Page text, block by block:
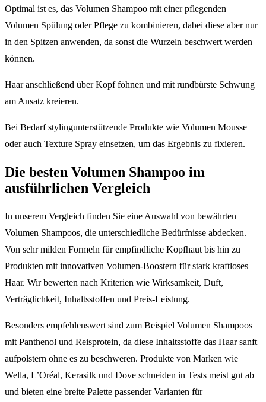
Optimal ist es, das Volumen Shampoo mit einer pflegenden
Volumen Spülung oder Pflege zu kombinieren, dabei diese aber nur
in den Spitzen anwenden, da sonst die Wurzeln beschwert werden
können.
Haar anschließend über Kopf föhnen und mit rundbürste Schwung
am Ansatz kreieren.
Bei Bedarf stylingunterstützende Produkte wie Volumen Mousse
oder auch Texture Spray einsetzen, um das Ergebnis zu fixieren.
Die besten Volumen Shampoo im
ausführlichen Vergleich
In unserem Vergleich finden Sie eine Auswahl von bewährten
Volumen Shampoos, die unterschiedliche Bedürfnisse abdecken.
Von sehr milden Formeln für empfindliche Kopfhaut bis hin zu
Produkten mit innovativen Volumen-Boostern für stark kraftloses
Haar. Wir bewerten nach Kriterien wie Wirksamkeit, Duft,
Verträglichkeit, Inhaltsstoffen und Preis-Leistung.
Besonders empfehlenswert sind zum Beispiel Volumen Shampoos
mit Panthenol und Reisprotein, da diese Inhaltsstoffe das Haar sanft
aufpolstern ohne es zu beschweren. Produkte von Marken wie
Wella, L’Oréal, Kerasilk und Dove schneiden in Tests meist gut ab
und bieten eine breite Palette passender Varianten für